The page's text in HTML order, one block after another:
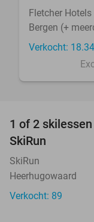
Fletcher Hotels
Bergen (+
Verkocht:
1 of 2
SkiRun
SkiRun
Heerhugowaard
Verkocht: 89